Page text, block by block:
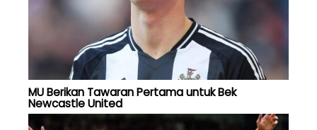
MU Berikan Tawaran Pertama untuk Bek
Newcastle United